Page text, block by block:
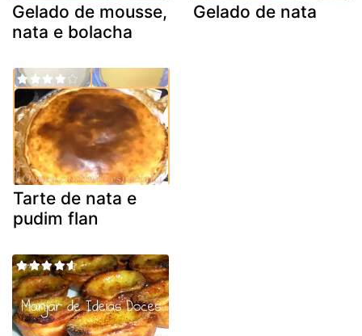
Gelado de mousse,
nata e bolacha
Gelado de nata
Tarte de nata e
pudim flan